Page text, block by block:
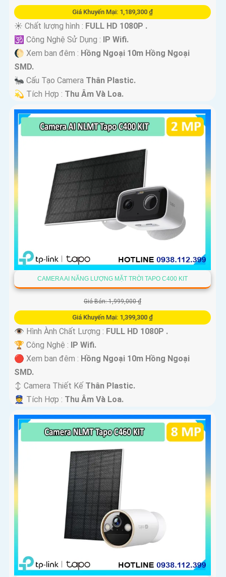
Giá Khuyến Mại: 1,189,300 ₫
☀️ Chất lượng hình : FULL HD 1080P .
🕉️ Công Nghệ Sử Dụng : IP Wifi.
🌔 Xem ban đêm : Hồng Ngoại 10m Hồng Ngoại
SMD.
🐜 Cấu Tạo Camera Thân Plastic.
️💫 Tích Hợp : Thu Âm Và Loa.
CAMERA AI NĂNG LƯỢNG MẶT TRỜI TAPO C400 KIT
Giá Bán: 1,999,000 ₫
Giá Khuyến Mại: 1,399,300 ₫
👁 Hình Ành Chất Lượng : FULL HD 1080P .
🏆 Công Nghệ : IP Wifi.
🔴 Xem ban đêm : Hồng Ngoại 10m Hồng Ngoại
SMD.
↕️ Camera Thiết Kế Thân Plastic.
️👮 Tích Hợp : Thu Âm Và Loa.